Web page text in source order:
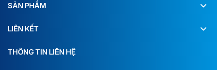
SẢN PHẨM
LIÊN KẾT
THÔNG TIN LIÊN HỆ